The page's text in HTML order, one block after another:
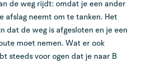
de weg rijdt: omdat je een ander
afslag neemt om te tanken. Het
dat de weg is afgesloten en je een
moet nemen. Wat er ook
steeds voor ogen dat je naar B